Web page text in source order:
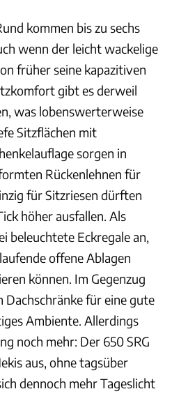
kommen bis zu sechs
wenn der leicht wackelige
früher seine kapazitiven
gibt es derweil
was lobenswerterweise
Sitzflächen mit
sorgen in
Rückenlehnen für
für Sitzriesen dürften
höher ausfallen. Als
beleuchtete Eckregale an,
offene Ablagen
können. Im Gegenzug
Dachschränke für eine gute
Ambiente. Allerdings
noch mehr: Der 650 SRG
aus, ohne tagsüber
dennoch mehr Tageslicht